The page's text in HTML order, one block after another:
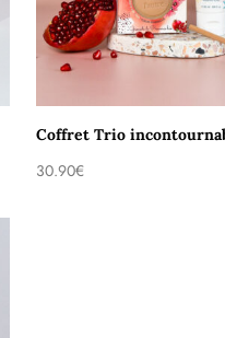
Coffret Trio
30.90€